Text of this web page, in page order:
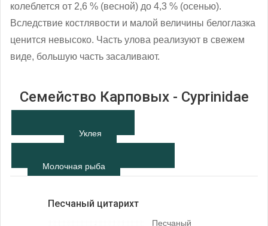
колеблется от 2,6 % (весной) до 4,3 % (осенью).
Вследствие костлявости и малой величины белоглазка
ценится невысоко. Часть улова реализуют в свежем
виде, большую часть засаливают.
Семейство Карповых - Cyprinidae
Уклея
Молочная рыба
Песчаный цитарихт
Песчаный